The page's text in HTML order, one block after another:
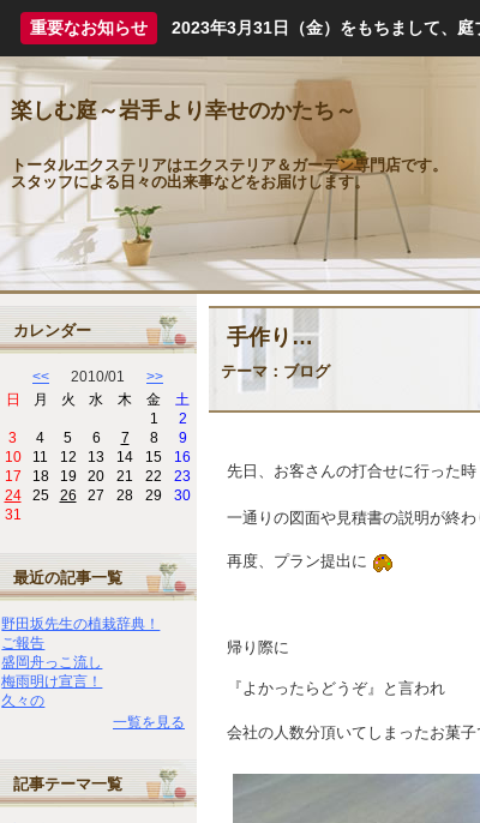
重要なお知らせ 2023年3月31日（金）をもちまして、庭
楽しむ庭～岩手より幸せのかたち～
トータルエクステリアはエクステリア＆ガーデン専門店です。
スタッフによる日々の出来事などをお届けします。
手作り…
テーマ： ブログ
先日、お客さんの打合せに行った時
一通りの図面や見積書の説明が終わ
再度、プラン提出に
帰り際に
『よかったらどうぞ』と言われ
会社の人数分頂いてしまったお菓子
カレンダー
<< 2010/01 >>
日
月 火 水 木 金
土
1
2
3
4 5 6 7 8
9
10
11 12 13 14 15
16
17
18 19 20 21 22
23
24
25 26 27 28 29
30
31
最近の記事一覧
野田坂先生の植栽辞典！
ご報告
盛岡舟っこ流し
梅雨明け宣言！
久々の
一覧を見る
記事テーマ一覧